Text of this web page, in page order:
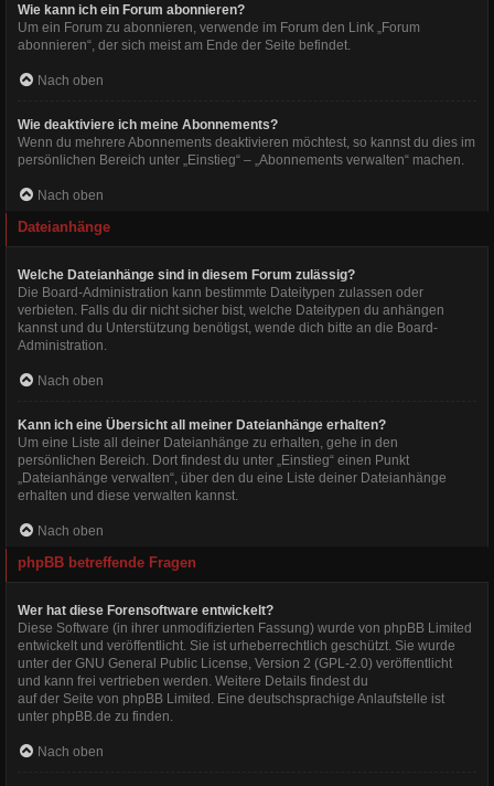
Wie kann ich ein Forum abonnieren?
Um ein Forum zu abonnieren, verwende im Forum den Link „Forum
abonnieren“, der sich meist am Ende der Seite befindet.
Nach oben
Wie deaktiviere ich meine Abonnements?
Wenn du mehrere Abonnements deaktivieren möchtest, so kannst du dies im
persönlichen Bereich unter „Einstieg“ – „Abonnements verwalten“ machen.
Nach oben
Dateianhänge
Welche Dateianhänge sind in diesem Forum zulässig?
Die Board-Administration kann bestimmte Dateitypen zulassen oder
verbieten. Falls du dir nicht sicher bist, welche Dateitypen du anhängen
kannst und du Unterstützung benötigst, wende dich bitte an die Board-
Administration.
Nach oben
Kann ich eine Übersicht all meiner Dateianhänge erhalten?
Um eine Liste all deiner Dateianhänge zu erhalten, gehe in den
persönlichen Bereich. Dort findest du unter „Einstieg“ einen Punkt
„Dateianhänge verwalten“, über den du eine Liste deiner Dateianhänge
erhalten und diese verwalten kannst.
Nach oben
phpBB betreffende Fragen
Wer hat diese Forensoftware entwickelt?
Diese Software (in ihrer unmodifizierten Fassung) wurde von phpBB Limited
entwickelt und veröffentlicht. Sie ist urheberrechtlich geschützt. Sie wurde
unter der GNU General Public License, Version 2 (GPL-2.0) veröffentlicht
und kann frei vertrieben werden. Weitere Details findest du
auf der Seite von phpBB Limited. Eine deutschsprachige Anlaufstelle ist
unter phpBB.de zu finden.
Nach oben